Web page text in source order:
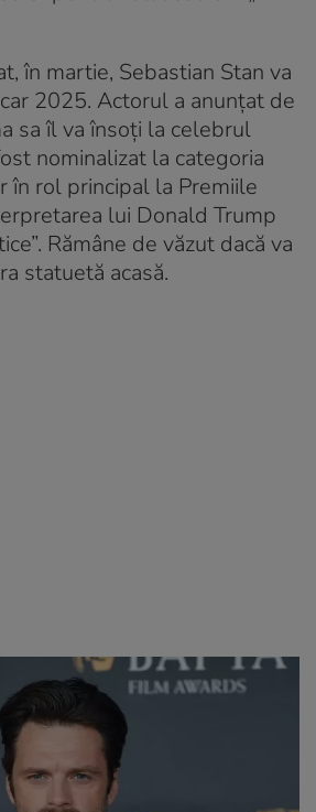
în martie, Sebastian Stan va
2025. Actorul a anunțat de
sa îl va însoți la celebrul
nominalizat la categoria
în rol principal la Premiile
lui Donald Trump
Rămâne de văzut dacă va
statuetă acasă.